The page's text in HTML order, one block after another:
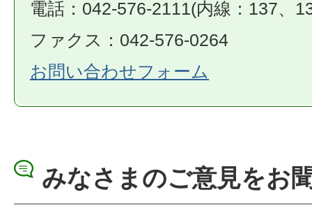
電話：042-576-2111(内線：137、
ファクス：042-576-0264
お問い合わせフォーム
みなさまのご意見をお